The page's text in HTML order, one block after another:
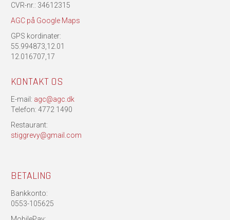
CVR-nr.: 34612315
AGC på Google Maps
GPS kordinater:
55.994873,12.01
12.016707,17
KONTAKT OS
E-mail: agc@agc.dk
Telefon: 4772 1490
Restaurant:
stiggrevy@gmail.com
BETALING
Bankkonto:
0553-105625